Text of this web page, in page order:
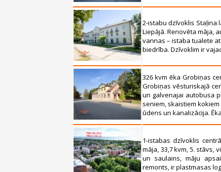
2-istabu dzīvoklis Staļina
Liepājā. Renovēta māja,
vannas – istaba tualete
biedrība. Dzīvoklim ir
326 kvm ēka Grobiņas
Grobiņas vēsturiskajā
un galvenajai autobusa
seniem, skaistiem
ūdens un kanalizācija.
1-istabas dzīvoklis
māja, 33,7 kvm, 5. stāvs,
un saulains, māju
remonts, ir plastmasas